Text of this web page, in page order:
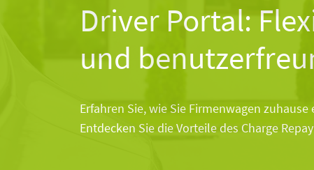
Driver Portal:
und
Erfahren Sie, wie Sie Firmenwagen
Entdecken Sie die Vorteile des Charge